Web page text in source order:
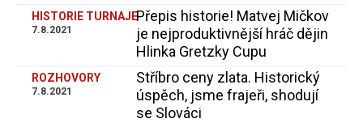
HISTORIE TURNAJE
7.8.2021
Přepis historie! Matvej Mičkov
je nejproduktivnější hráč dějin
Hlinka Gretzky Cupu
ROZHOVORY
7.8.2021
Stříbro ceny zlata. Historický
úspěch, jsme frajeři, shodují
se Slováci